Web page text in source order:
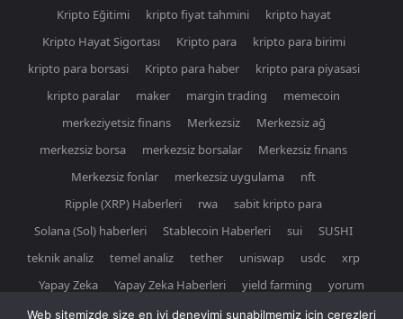
Kripto Eğitimi
kripto fiyat tahmini
kripto hayat
Kripto Hayat Sigortası
Kripto para
kripto para birimi
kripto para borsasi
Kripto para haber
kripto para piyasasi
kripto paralar
maker margin trading
memecoin
merkeziyetsiz finans
Merkezsiz
Merkezsiz ağ
merkezsiz borsa
merkezsiz borsalar
Merkezsiz finans
Merkezsiz fonlar
merkezsiz uygulama
nft
Ripple (XRP) Haberleri
rwa
sabit kripto para
Solana (Sol) haberleri
Stablecoin Haberleri sui
SUSHI
teknik analiz
temel analiz tether uniswap usdc
xrp
Yapay Zeka
Yapay Zeka Haberleri yield farming yorum
Web sitemizde size en iyi deneyimi sunabilmemiz için çerezleri